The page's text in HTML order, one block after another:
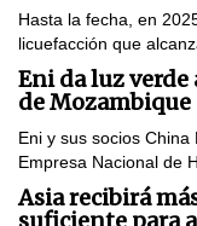
Hasta la fecha, en
licuefacción que
Eni da luz verde
de Mozambique
Eni y sus socios China
Empresa Nacional de
Asia recibirá